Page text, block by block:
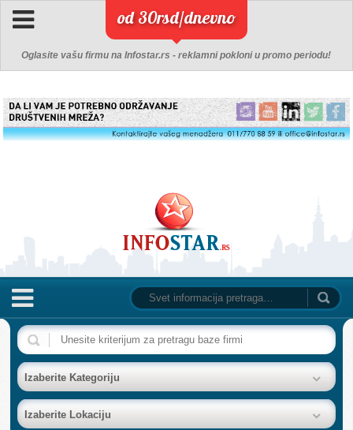
od 30rsd/dnevno
Oglasite vašu firmu na Infostar.rs - reklamni pokloni u promo periodu!
NASLOVNA
BAZA FIRMI
POSLOVNI OGLASI
Izaberite Kategoriju
Izaberite Lokaciju